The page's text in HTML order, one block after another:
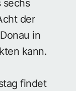
sechs
der
in
kann.
findet